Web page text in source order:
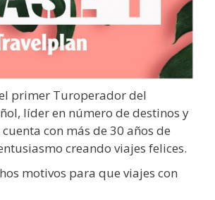
primer Turoperador del
líder en número de destinos y
con más de 30 años de
creando viajes felices.
motivos para que viajes con